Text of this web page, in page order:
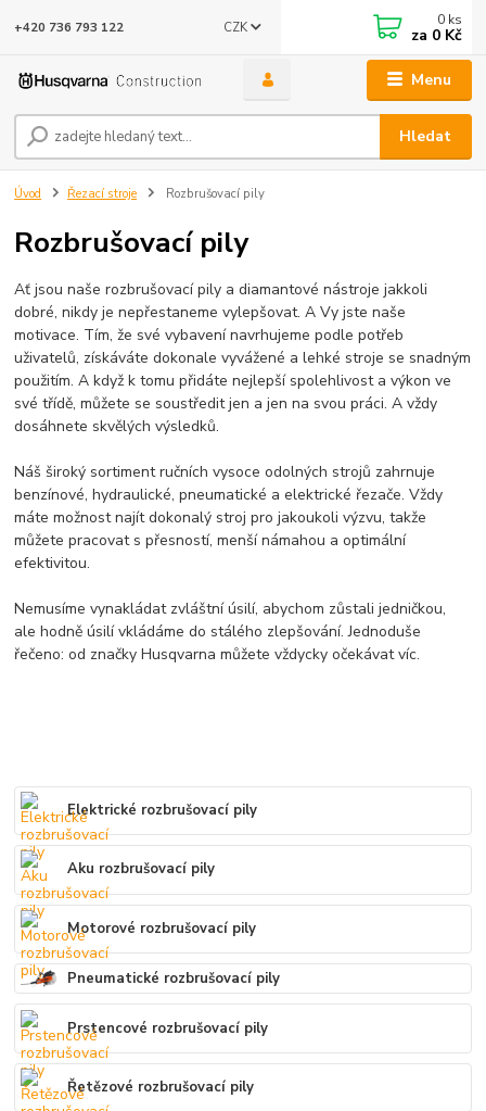
Menu
CZK
Hledat
+420 736 793 122 0 ks
za 0 Kč
Úvod Řezací stroje Rozbrušovací pily
Rozbrušovací pily
Ať jsou naše rozbrušovací pily a diamantové nástroje jakkoli
dobré, nikdy je nepřestaneme vylepšovat. A Vy jste naše
motivace. Tím, že své vybavení navrhujeme podle potřeb
uživatelů, získáváte dokonale vyvážené a lehké stroje se snadným
použitím. A když k tomu přidáte nejlepší spolehlivost a výkon ve
své třídě, můžete se soustředit jen a jen na svou práci. A vždy
dosáhnete skvělých výsledků.
Náš široký sortiment ručních vysoce odolných strojů zahrnuje
benzínové, hydraulické, pneumatické a elektrické řezače. Vždy
máte možnost najít dokonalý stroj pro jakoukoli výzvu, takže
můžete pracovat s přesností, menší námahou a optimální
efektivitou.
Nemusíme vynakládat zvláštní úsilí, abychom zůstali jedničkou,
ale hodně úsilí vkládáme do stálého zlepšování. Jednoduše
řečeno: od značky Husqvarna můžete vždycky očekávat víc.
Elektrické rozbrušovací pily
Aku rozbrušovací pily
Motorové rozbrušovací pily
Pneumatické rozbrušovací pily
Prstencové rozbrušovací pily
Řetězové rozbrušovací pily